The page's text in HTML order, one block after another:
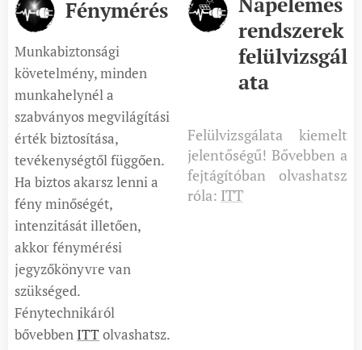
Fénymérés
Munkabiztonsági
követelmény, minden
munkahelynél a
szabványos megvilágítási
érték biztosítása,
tevékenységtől függően.
Ha biztos akarsz lenni a
fény minőségét,
intenzitását illetően,
akkor fénymérési
jegyzőkönyvre van
szükséged.
Fénytechnikáról
bővebben ITTolvashatsz.
rendszerek
felülvizsgál
ata
Felülvizsgálata kiemelt
jelentőségű! Bővebben a
fejtágítóban olvashatsz
róla: ITT